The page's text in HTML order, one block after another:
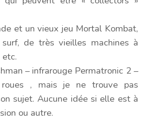
et un vieux jeu Mortal Kombat,
de très vieilles machines à
etc.
– infrarouge Permatronic 2 –
, mais je ne trouve pas
sujet. Aucune idée si elle est à
ou autre.